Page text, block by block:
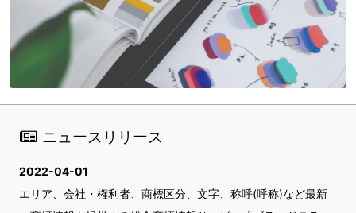
ニュースリリース
2022-04-01
エリア、会社・権利者、商標区分、文字、称呼(呼称)など最新